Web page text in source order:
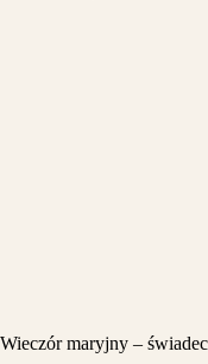
Wieczór maryjny –